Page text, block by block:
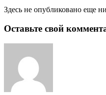
Здесь не опубликовано еще
Оставьте свой